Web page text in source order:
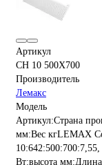
Артикул
CH 10 500X700
Производитель
Лемакс
Модель
Артикул:Страна
мм:Вес кгLEMAX
Вт:высота